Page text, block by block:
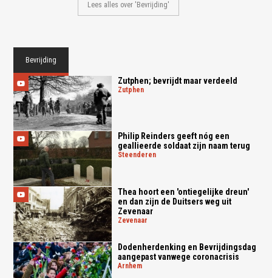
Lees alles over 'Bevrijding'
Bevrijding
Zutphen; bevrijdt maar verdeeld
zutphen
Philip Reinders geeft nóg een
geallieerde soldaat zijn naam terug
steenderen
Thea hoort een 'ontiegelijke dreun'
en dan zijn de Duitsers weg uit
Zevenaar
zevenaar
Dodenherdenking en Bevrijdingsdag
aangepast vanwege coronacrisis
arnhem